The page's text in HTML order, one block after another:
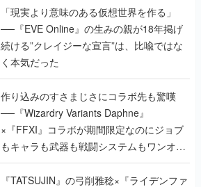
く本気だった
作り込みのすさまじさにコラボ先も驚嘆
──『Wizardry Variants Daphne』
×『FFXI』コラボが期間限定なのにジョブ
もキャラも武器も戦闘システムもワンオフ
で作り込まれた理由を両ディレクターに聞
く
『TATSUJIN』の弓削雅稔×『ライデンファ
イターズ』の齋藤貴幸──かつて縦シュー全
盛期を支えていた2人が、30年後に同じ会
社で机を並べる理由とは。新作